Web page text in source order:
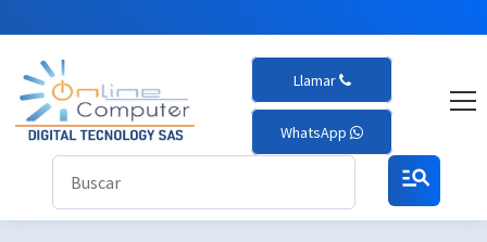
Llamar
WhatsApp
manage_search